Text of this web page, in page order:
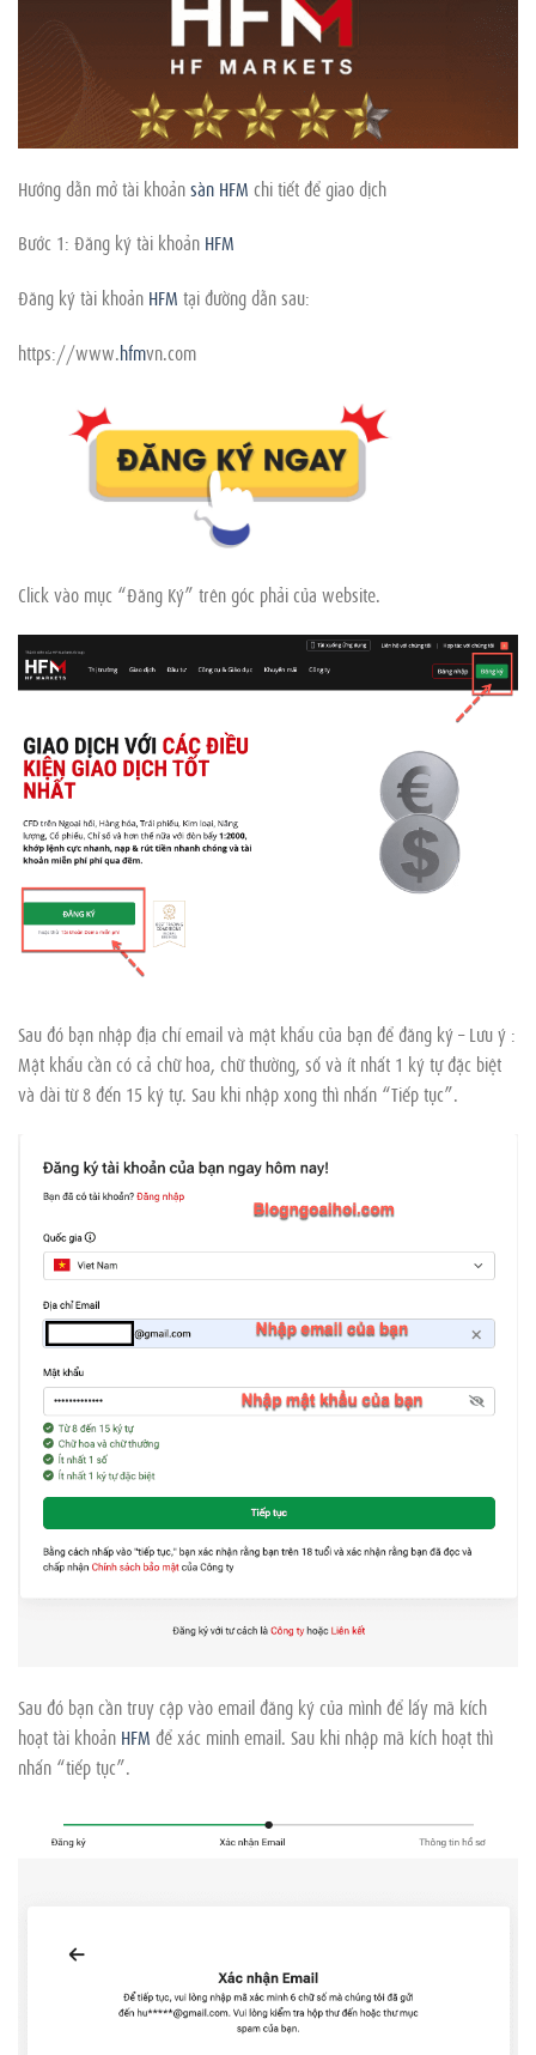
Hướng dẫn mở tài khoảnsàn HFM chi tiết để giao dịch
Bước 1: Đăng ký tài khoản HFM
Đăng ký tài khoản HFM tại đường dẫn sau:
https://www.hfmvn.com
Click vào mục “Đăng Ký” trên góc phải của website.
Sau đó bạn nhập địa chỉ email và mật khẩu của bạn để đăng ký – Lưu ý :
Mật khẩu cần có cả chữ hoa, chữ thường, số và ít nhất 1 ký tự đặc biệt
và dài từ 8 đến 15 ký tự. Sau khi nhập xong thì nhấn “Tiếp tục”.
Sau đó bạn cần truy cập vào email đăng ký của mình để lấy mã kích
hoạt tài khoản HFM để xác minh email. Sau khi nhập mã kích hoạt thì
nhấn “tiếp tục”.